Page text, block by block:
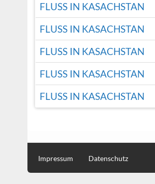
FLUSS IN KASACHSTAN
FLUSS IN KASACHSTAN
FLUSS IN KASACHSTAN
FLUSS IN KASACHSTAN
FLUSS IN KASACHSTAN
Impressum Datenschutz